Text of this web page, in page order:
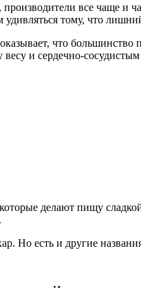
все чаще
тому, что
что
и сердечно-сосудистым
делают пищу
Но есть и другие